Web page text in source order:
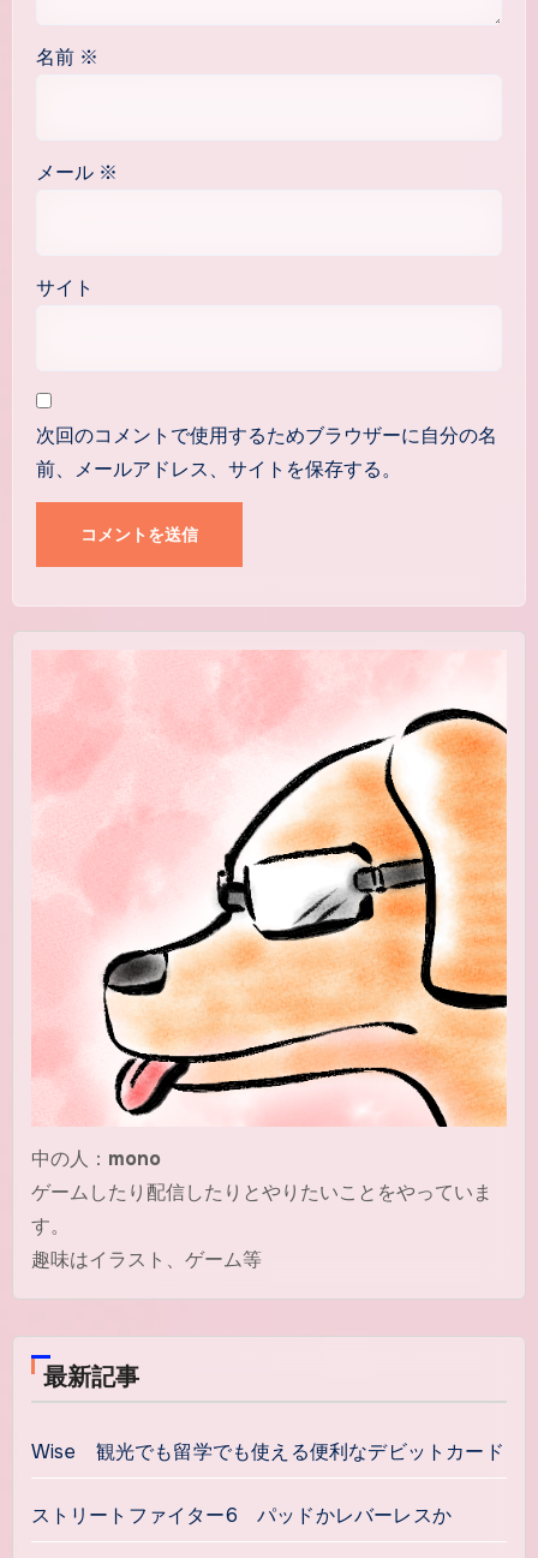
名前 ※
メール ※
サイト
次回のコメントで使用するためブラウザーに自分の名
前、メールアドレス、サイトを保存する。
中の人： mono
ゲームしたり配信したりとやりたいことをやっていま
す。
趣味はイラスト、ゲーム等
最新記事
Wise 観光でも留学でも使える便利なデビットカード
ストリートファイター6 パッドかレバーレスか